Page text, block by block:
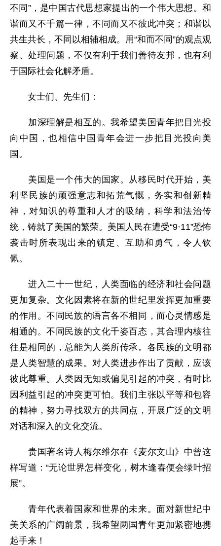
不同”，是中国古代思想家提出的一个伟大思想。和
谐而又不千篇一律，不同而又不彼此冲突；和谐以
共生共长，不同以相辅相成。用“和而不同”的观点观
察、处理问题，不仅有利于我们善待友邦，也有利
于国际社会化解矛盾。
女士们、先生们：
加深理解是相互的。我希望美国青年把目光投
向中国，也相信中国青年会进一步把目光投向美
国。
美国是一个伟大的国家。从移民时代开始，美
利坚民族的顽强意志和拓荒气慨，务实和创新精
神，对知识的尊重和人才的吸纳，科学和法治传
统，铸就了美国的繁荣。美国人民在遭受“9·11”恐怖
袭击时所表现出来的镇定、互助和勇气，令人钦
佩。
进入二十一世纪，人类面临的经济和社会问题
更加复杂。文化因素将在新的世纪里发挥更加重要
的作用。不同民族的语言各不相同，而心灵情感是
相通的。不同民族的文化千姿百态，其合理内核往
往是相同的，总能为人类所传承。各民族的文明都
是人类智慧的成果。对人类进步作出了贡献，应该
彼此尊重。人类因无知或偏见引起的冲突，有时比
因利益引起的冲突更可怕。我们主张以平等和包容
的精神，努力寻找双方的共同点，开展广泛的文明
对话和深入的文化交流。
贵国著名诗人梅尔维尔在《麦尔文山》中曾这
样写道：“无论世界怎样变化，树木逢春便会绿叶招
展”。
青年代表着国家和世界的未来。面对新世纪中
美关系的广阔前景，我希望两国青年更加紧密地携
起手来！